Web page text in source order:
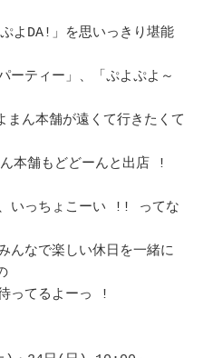
ーティー」、「ぷよぷよ～
ん本舗が遠くて行きたくて
いっちょこーい !! ってな
んなで楽しい休日を一緒に
ってるよーっ !